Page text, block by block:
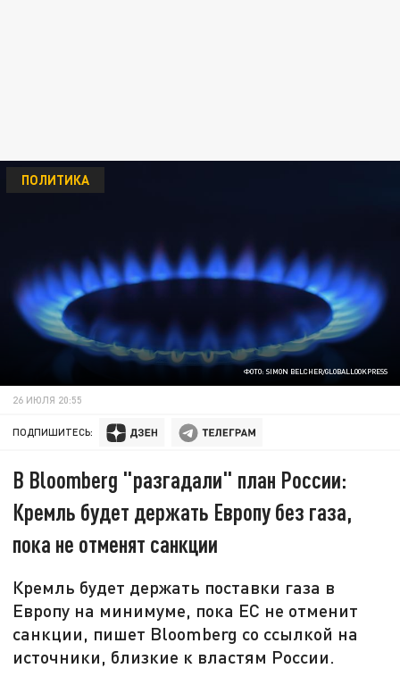
ФОТО: SIMON BELCHER/GLOBALLOOKPRESS
ПОЛИТИКА
26 ИЮЛЯ 20:55
ПОДПИШИТЕСЬ:
В Bloomberg "разгадали" план России:
Кремль будет держать Европу без газа,
пока не отменят санкции
Кремль будет держать поставки газа в
Европу на минимуме, пока ЕС не отменит
санкции, пишет Bloomberg со ссылкой на
источники, близкие к властям России.